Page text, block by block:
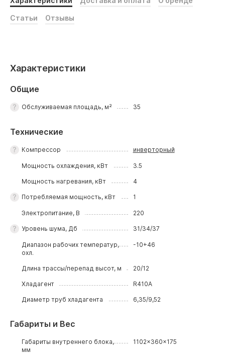
Статьи Отзывы
Характеристики
Общие
Обслуживаемая площадь, м² 35
Технические
Компрессор инверторный
Мощность охлаждения, кВт 3.5
Мощность нагревания, кВт 4
Потребляемая мощность, кВт 1
Электропитание, В 220
Уровень шума, Дб 31/34/37
Диапазон рабочих температур,
охл.
-10+46
Длина трассы/перепад высот, м 20/12
Хладагент R410A
Диаметр труб хладагента 6,35/9,52
Габариты и Вес
Габариты внутреннего блока,
мм
1102x360x175